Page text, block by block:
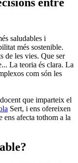
entre
saludables i
més sostenible.
de les vies. Que ser
La teoria és clara. La
com són les
que imparteix el
Sert, i ens ofereixen
ens afecta tothom a la